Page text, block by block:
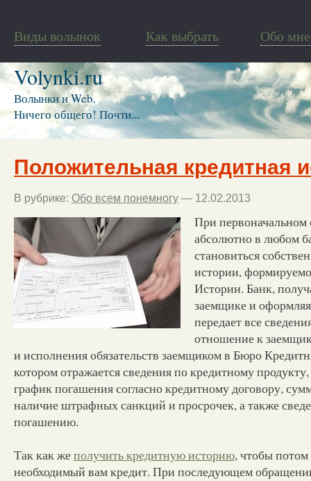
Виды волынок Как выбрать Обо мне
Volynki.ru
Волынки и Web.
Ничего общего! Почти...
Положительная кредитная
В рубрике: Обо всем понемногу — 12.02.2013
При
абсолютно в любом
становиться
истории,
Истории. Банк,
заемщике и
передает все
отношение к
и исполнения обязательств заемщиком в Бюро
котором отражается сведения по кредитному
график погашения согласно кредитному договору,
наличие штрафных санкций и просрочек, а также
погашению.
Так как жеполучить кредитную историю, чтобы
необходимый вам кредит. При последующем